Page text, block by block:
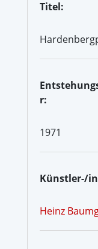
Titel:
r:
1971
Künstler-/
Heinz